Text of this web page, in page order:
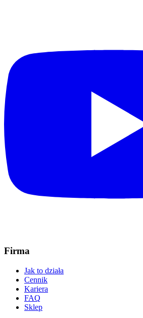
Firma
Jak to działa
Cennik
Kariera
FAQ
Sklep